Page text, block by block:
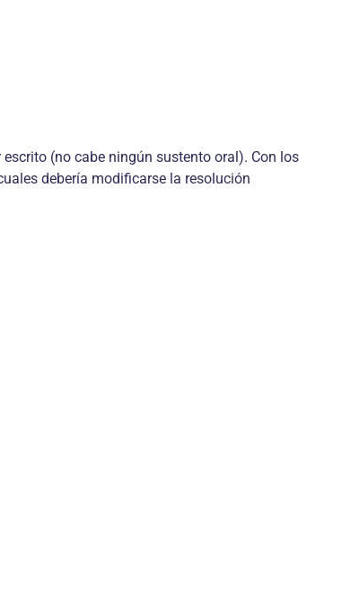
(no cabe ningún sustento oral). Con los
debería modificarse la resolución